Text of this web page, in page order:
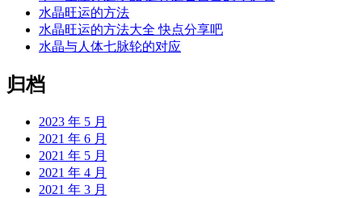
水晶旺运的方法
水晶旺运的方法大全 快点分享吧
水晶与人体七脉轮的对应
归档
2023 年 5 月
2021 年 6 月
2021 年 5 月
2021 年 4 月
2021 年 3 月